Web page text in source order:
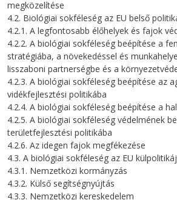
megközelítése
4.2. Biológiai sokféleség az EU belső
4.2.1. A legfontosabb élőhelyek és fajok
4.2.2. A biológiai sokféleség beépítése a
stratégiába, a növekedéssel és
lisszaboni partnerségbe és a
4.2.3. A biológiai sokféleség beépítése az
vidékfejlesztési politikába
4.2.4. A biológiai sokféleség beépítése a
4.2.5. A biológiai sokféleség védelmének
területfejlesztési politikába
4.2.6. Az idegen fajok megfékezése
4.3. A biológiai sokféleség az EU
4.3.1. Nemzetközi kormányzás
4.3.2. Külső segítségnyújtás
4.3.3. Nemzetközi kereskedelem